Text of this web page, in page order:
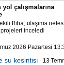
yol çalışmalarına
Biba, ulaşıma nefes
projeleri inceledi
2026 Pazartesi
su kesintisi 13